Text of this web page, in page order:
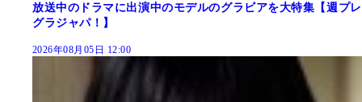
放送中のドラマに出演中のモデルのグラビアを大特集【週プレ
グラジャパ！】
2026年08月05日 12:00